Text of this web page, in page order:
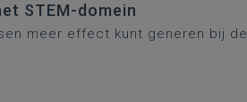
STEM-domein
meer effect kunt generen bij de